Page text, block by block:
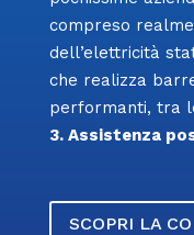
compreso
dell’elettricità
che realizza
performanti, tra
3. Assistenza
SCOPRI LA